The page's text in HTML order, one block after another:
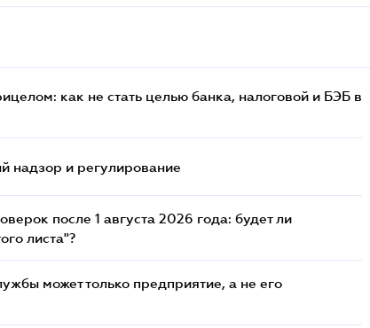
как не стать целью банка, налоговой и БЭБ в
надзор и регулирование
после 1 августа 2026 года: будет ли
листа"?
может только предприятие, а не его